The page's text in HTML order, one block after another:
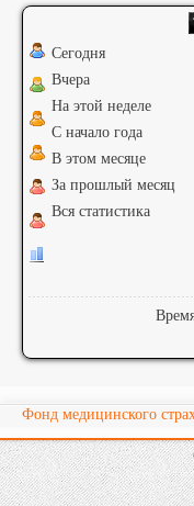
Сегодня
Вчера
На этой неделе
С начало года
В этом месяце
За прошлый месяц
Вся статистика
Фонд медицинского